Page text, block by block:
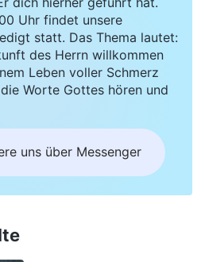
des Evangeliums. Wenn
wurde, ging ich nach
aus. Ich hatte Angst, mein
wenn ich
Ich war in einem
und dachte unablässig an
Wort brachte mir kein
dröge Weise
Schmerz betete ich zu
Uhr findet unsere
statt. Das Thema lautet:
des Herrn willkommen
Leben voller Schmerz
Worte Gottes hören und
uns über Messenger